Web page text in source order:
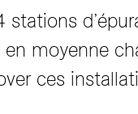
moyenne
ces